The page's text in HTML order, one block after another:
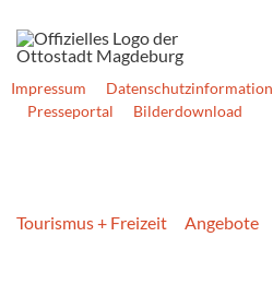
Impressum Datenschutzinformation
Presseportal
Bilderdownload
Tourismus + Freizeit Angebote